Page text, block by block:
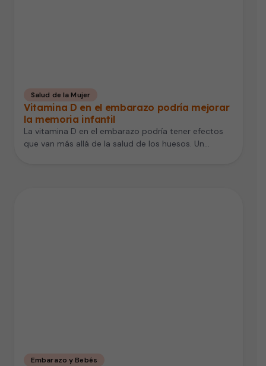
Salud de la Mujer
Vitamina D en el embarazo podría mejorar
la memoria infantil
La vitamina D en el embarazo podría tener efectos
que van más allá de la salud de los huesos. Un…
Embarazo y Bebés